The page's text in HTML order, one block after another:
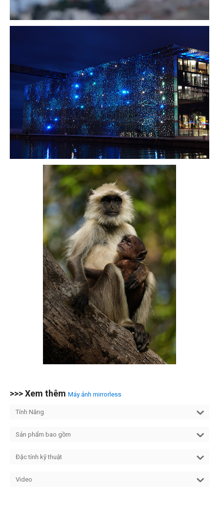
>>> Xem thêm Máy ảnh mirrorless
Tính Năng
Sản phẩm bao gồm
Đặc tính kỹ thuật
Video